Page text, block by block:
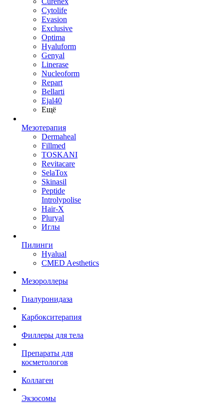
Cytolife
Evasion
Exclusive
Optima
Hyaluform
Genyal
Linerase
Nucleoform
Repart
Bellarti
Ejal40
Ещё
Мезотерапия
Dermaheal
Fillmed
TOSKANI
Revitacare
SelaTox
Skinasil
Peptide
Introlypolise
Hair-X
Pluryal
Иглы
Пилинги
Hyalual
CMED Aesthetics
Мезороллеры
Гиалуронидаза
Карбокситерапия
Филлеры для тела
Препараты для
косметологов
Коллаген
Экзосомы